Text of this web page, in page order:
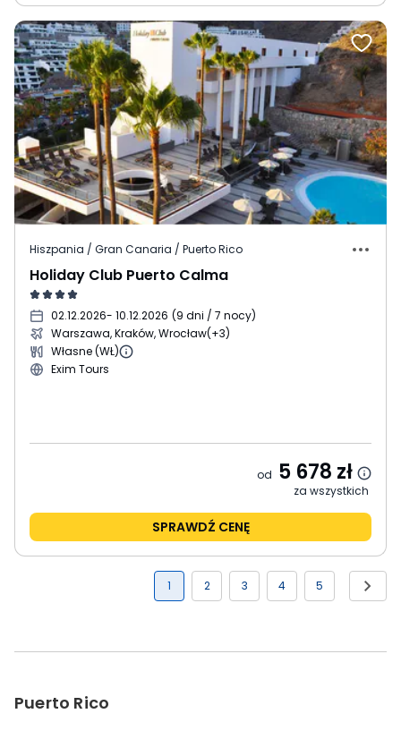
Hiszpania / Gran Canaria / Puerto Rico
Holiday Club Puerto Calma
02.12.2026- 10.12.2026 (9 dni / 7 nocy)
Warszawa, Kraków, Wrocław(+3)
Własne (WŁ)
Exim Tours
od 5 678 zł
za wszystkich
SPRAWDŹ CENĘ
1 2 3 4 5
Puerto Rico